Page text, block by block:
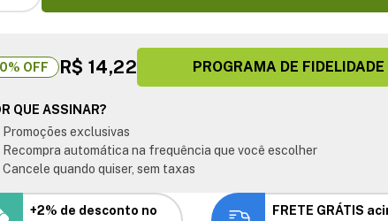
% OFF R$ 14,22 PROGRAMA DE FIDELIDADE
QUE ASSINAR?
Promoções exclusivas
Recompra automática na frequência que você escolher
Cancele quando quiser, sem taxas
+2% de desconto no
FRETE GRÁTIS